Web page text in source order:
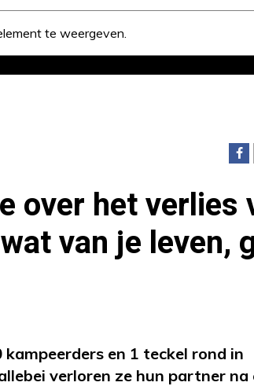
te weergeven.
over het verlies
van je leven,
en 1 teckel rond in
verloren ze hun partner na